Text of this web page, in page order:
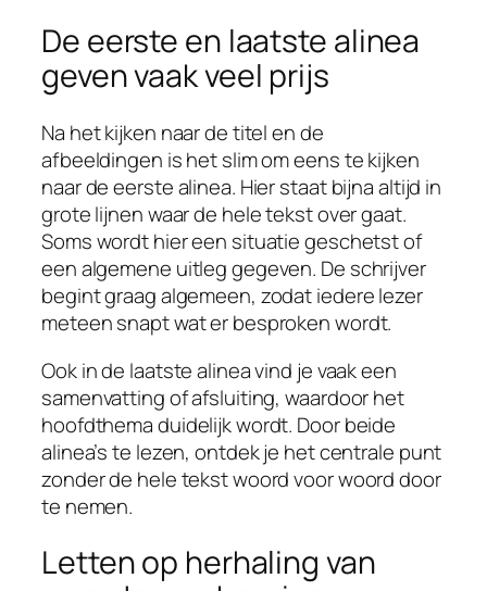
De eerste en laatste alinea
geven vaak veel prijs
Na het kijken naar de titel en de
afbeeldingen is het slim om eens te kijken
naar de eerste alinea. Hier staat bijna altijd in
grote lijnen waar de hele tekst over gaat.
Soms wordt hier een situatie geschetst of
een algemene uitleg gegeven. De schrijver
begint graag algemeen, zodat iedere lezer
meteen snapt wat er besproken wordt.
Ook in de laatste alinea vind je vaak een
samenvatting of afsluiting, waardoor het
hoofdthema duidelijk wordt. Door beide
alinea’s te lezen, ontdek je het centrale punt
zonder de hele tekst woord voor woord door
te nemen.
Letten op herhaling van